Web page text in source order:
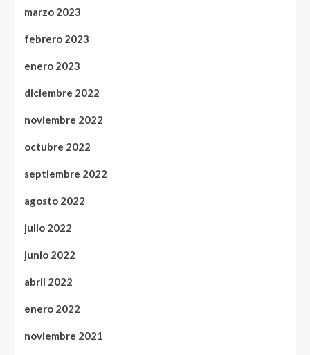
marzo 2023
febrero 2023
enero 2023
diciembre 2022
noviembre 2022
octubre 2022
septiembre 2022
agosto 2022
julio 2022
junio 2022
abril 2022
enero 2022
noviembre 2021